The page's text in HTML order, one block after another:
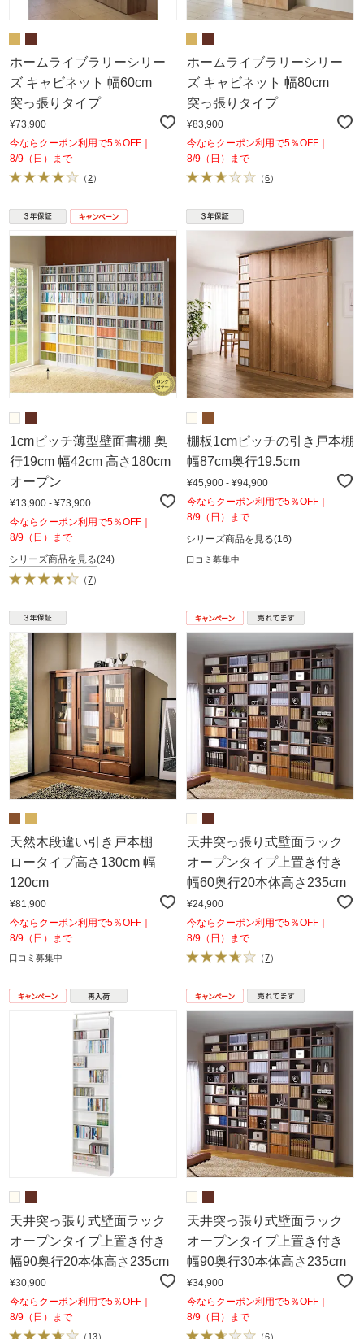
ホームライブラリーシリー
ズ キャビネット 幅60cm
突っ張りタイプ
¥73,900
今ならクーポン利用で5％OFF｜
8/9（日）まで
（2）
ホームライブラリーシリー
ズ キャビネット 幅80cm
突っ張りタイプ
¥83,900
今ならクーポン利用で5％OFF｜
8/9（日）まで
（6）
1cmピッチ薄型壁面書棚 奥
行19cm 幅42cm 高さ180cm
オープン
¥13,900 - ¥73,900
今ならクーポン利用で5％OFF｜
8/9（日）まで
シリーズ商品を見る(24)
（7）
棚板1cmピッチの引き戸本棚
幅87cm奥行19.5cm
¥45,900 - ¥94,900
今ならクーポン利用で5％OFF｜
8/9（日）まで
シリーズ商品を見る(16)
口コミ募集中
天然木段違い引き戸本棚
ロータイプ高さ130cm 幅
120cm
¥81,900
今ならクーポン利用で5％OFF｜
8/9（日）まで
口コミ募集中
天井突っ張り式壁面ラック
オープンタイプ上置き付き
幅60奥行20本体高さ235cm
¥24,900
今ならクーポン利用で5％OFF｜
8/9（日）まで
（7）
天井突っ張り式壁面ラック
オープンタイプ上置き付き
幅90奥行20本体高さ235cm
¥30,900
今ならクーポン利用で5％OFF｜
8/9（日）まで
（ 13）
天井突っ張り式壁面ラック
オープンタイプ上置き付き
幅90奥行30本体高さ235cm
¥34,900
今ならクーポン利用で5％OFF｜
8/9（日）まで
（6）